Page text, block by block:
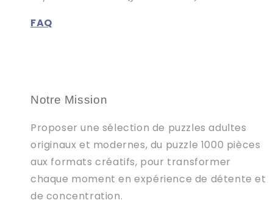
FAQ
Notre Mission
Proposer une sélection de puzzles adultes
originaux et modernes, du puzzle 1000 pièces
aux formats créatifs, pour transformer
chaque moment en expérience de détente et
de concentration.